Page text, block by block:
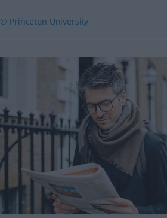
© Princeton University